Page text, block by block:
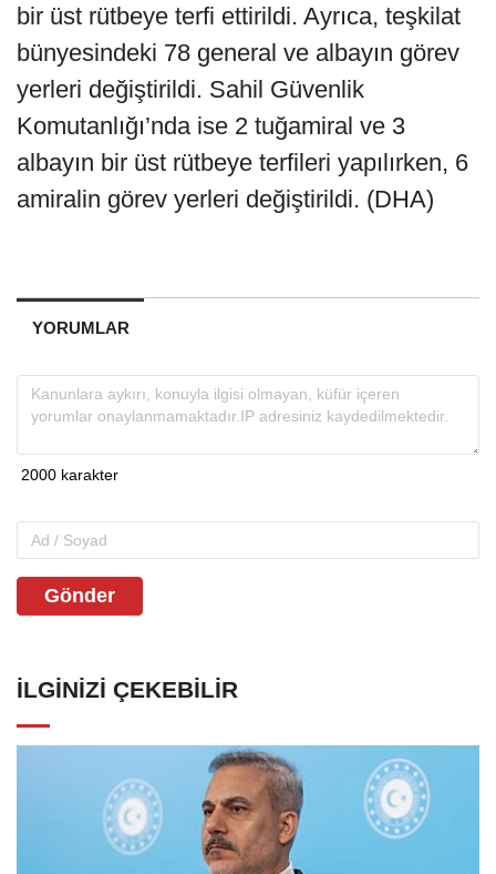
bir üst rütbeye terfi ettirildi. Ayrıca, teşkilat
bünyesindeki 78 general ve albayın görev
yerleri değiştirildi. Sahil Güvenlik
Komutanlığı’nda ise 2 tuğamiral ve 3
albayın bir üst rütbeye terfileri yapılırken, 6
amiralin görev yerleri değiştirildi. (DHA)
YORUMLAR
Gönder
İLGINIZI ÇEKEBILIR